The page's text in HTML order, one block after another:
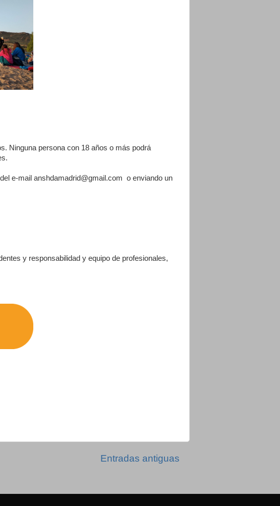
Ninguna persona con 18 años o más podrá
e-mail anshdamadrid@gmail.com o enviando un
y responsabilidad y equipo de profesionales,
Entradas antiguas